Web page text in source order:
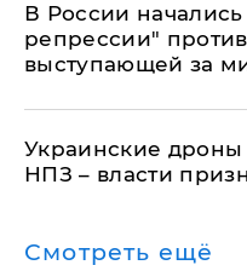
В России
репрессии"
выступающей за
Украинские
НПЗ – власти
Смотреть ещё